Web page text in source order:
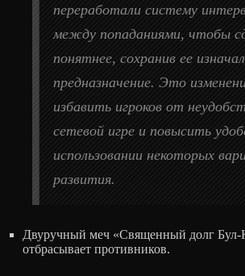
переработали систему
между попаданиями, чтобы
понятнее, сохранив ее
предназначение. Это
избавить игроков от
сетевой игре и повысить
использовании некоторых
развития.
Двуручный меч «Священный долг Бул-
отбрасывает противников.